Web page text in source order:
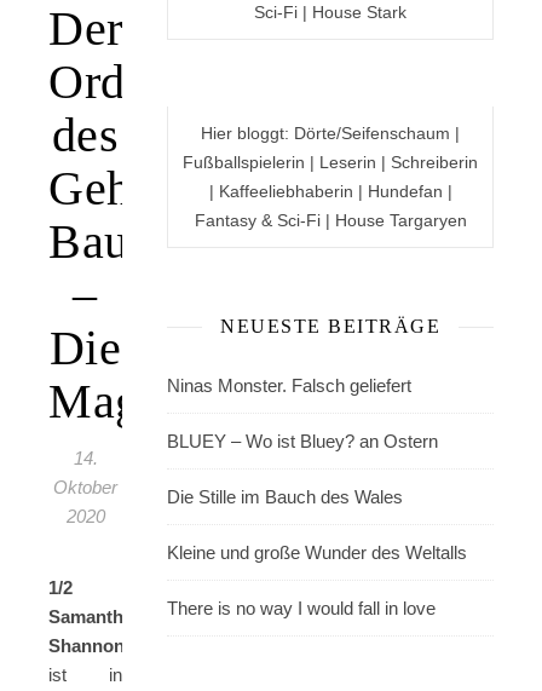
Der
Orden
des
Geheimen
Baumes
–
Die
Magierin
14.
Oktober
2020
1/2
Samantha
Shannon
ist in
Sci-Fi | House Stark
Hier bloggt: Dörte/Seifenschaum |
Fußballspielerin | Leserin | Schreiberin
| Kaffeeliebhaberin | Hundefan |
Fantasy & Sci-Fi | House Targaryen
NEUESTE BEITRÄGE
Ninas Monster. Falsch geliefert
BLUEY – Wo ist Bluey? an Ostern
Die Stille im Bauch des Wales
Kleine und große Wunder des Weltalls
There is no way I would fall in love